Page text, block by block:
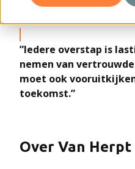
”Iedere overstap is
nemen van
moet ook
toekomst.”
Over Van